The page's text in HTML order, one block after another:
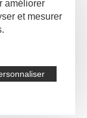
améliorer
et mesurer